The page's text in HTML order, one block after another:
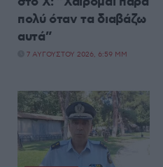
πολύ όταν τα διαβάζω
αυτά”
7 ΑΥΓΟΎΣΤΟΥ 2026, 6:59 ΜΜ